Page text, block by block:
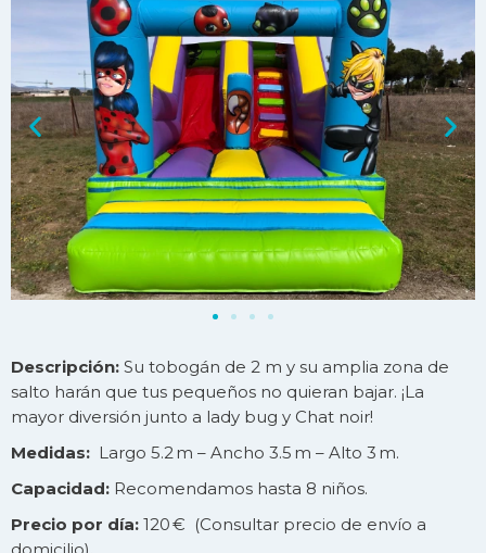
Descripción: Su tobogán de 2 m y su amplia zona de
salto harán que tus pequeños no quieran bajar. ¡La
mayor diversión junto a lady bug y Chat noir!
Medidas: Largo 5.2 m – Ancho 3.5 m – Alto 3 m.
Capacidad: Recomendamos hasta 8 niños.
Precio por día: 120 € (Consultar precio de envío a
domicilio).